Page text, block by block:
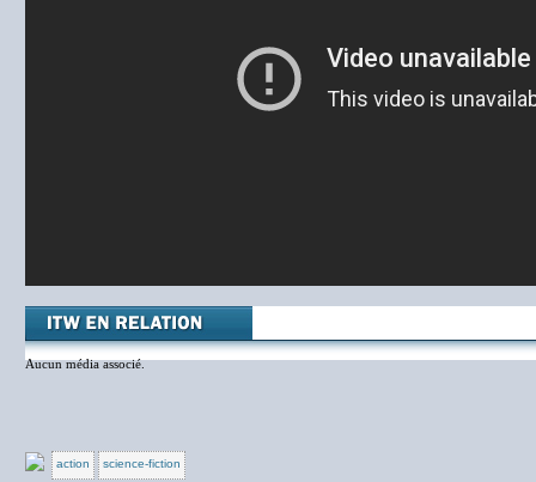
Aucun média associé.
action science-fiction